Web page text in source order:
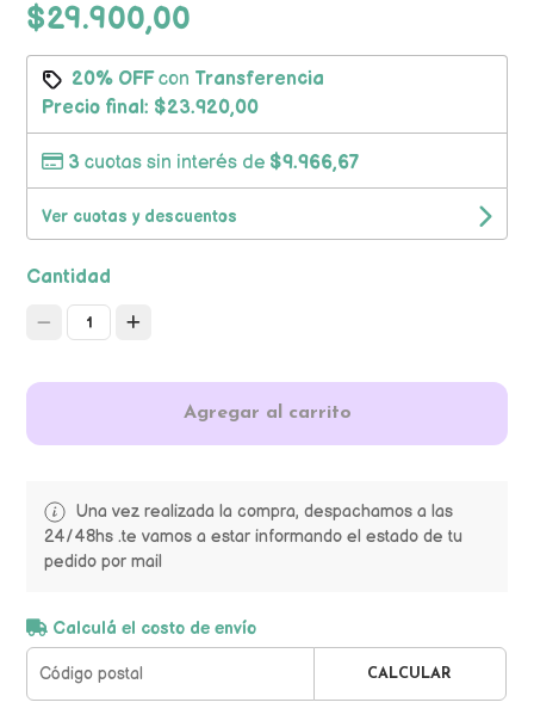
$29.900,00
20% OFFcon Transferencia
Precio final: $23.920,00
3 cuotas sin interés de $9.966,67
Ver cuotas y descuentos
Cantidad
1
Agregar al carrito
Una vez realizada la compra, despachamos a las
24/48hs .te vamos a estar informando el estado de tu
pedido por mail
Calculá el costo de envío
CALCULAR